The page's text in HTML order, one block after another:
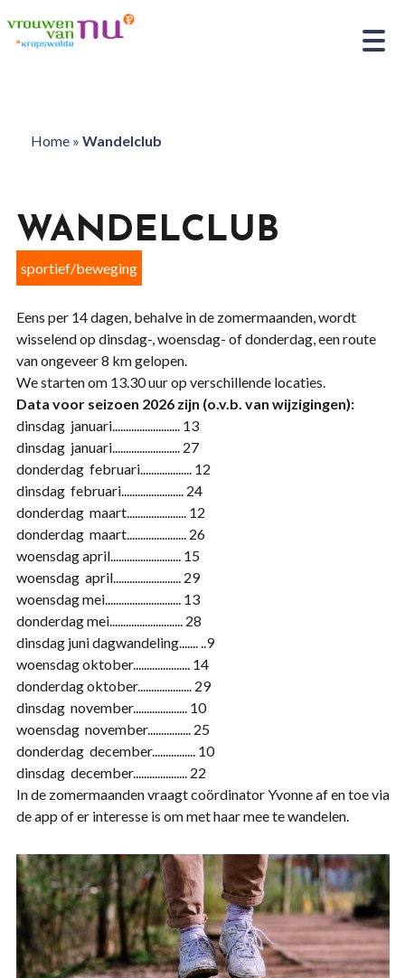
Home» Wandelclub
WANDELCLUB
sportief/beweging
Eens per 14 dagen, behalve in de zomermaanden, wordt
wisselend op dinsdag-, woensdag- of donderdag, een route
van ongeveer 8 km gelopen.
We starten om 13.30 uur op verschillende locaties.
Data voor seizoen 2026 zijn (o.v.b. van wijzigingen):
dinsdag januari......................... 13
dinsdag januari......................... 27
donderdag februari................... 12
dinsdag februari....................... 24
donderdag maart...................... 12
donderdag maart...................... 26
woensdag april.......................... 15
woensdag april......................... 29
woensdag mei............................ 13
donderdag mei........................... 28
dinsdag juni dagwandeling....... ..9
woensdag oktober..................... 14
donderdag oktober.................... 29
dinsdag november.................... 10
woensdag november................ 25
donderdag december................ 10
dinsdag december.................... 22
In de zomermaanden vraagt coördinator Yvonne af en toe via
de app of er interesse is om met haar mee te wandelen.